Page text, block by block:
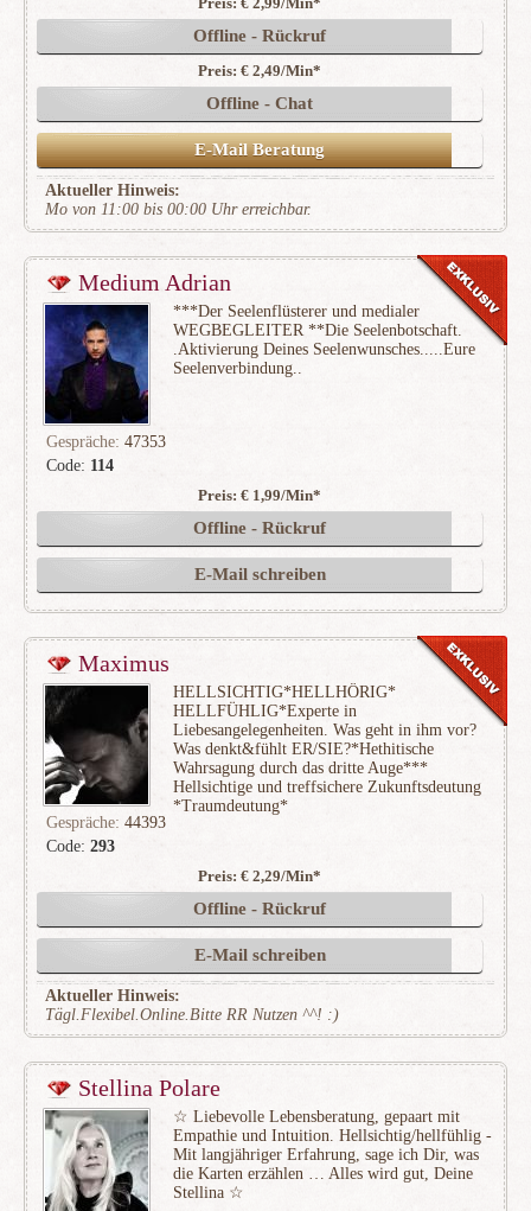
(15564)
Offline - Rückruf
Preis: € 2,49/Min*
Offline - Chat
E-Mail Beratung
Aktueller Hinweis:
Mo von 11:00 bis 00:00 Uhr erreichbar.
Medium Adrian
Code: 114
***Der Seelenflüsterer und medialer
WEGBEGLEITER **Die Seelenbotschaft.
.Aktivierung Deines Seelenwunsches.....Eure
Seelenverbindung..
Gespräche: 47353
(2446)
Preis: € 1,99/Min*
Offline - Rückruf
E-Mail schreiben
Maximus
Code: 293
HELLSICHTIG*HELLHÖRIG*
HELLFÜHLIG*Experte in
Liebesangelegenheiten. Was geht in ihm vor?
Was denkt&fühlt ER/SIE?*Hethitische
Wahrsagung durch das dritte Auge***
Hellsichtige und treffsichere Zukunftsdeutung
*Traumdeutung*
Gespräche: 44393
(8931)
Preis: € 2,29/Min*
Offline - Rückruf
E-Mail schreiben
Aktueller Hinweis:
Tägl.Flexibel.Online.Bitte RR Nutzen ^^! :)
Stellina Polare
☆ Liebevolle Lebensberatung, gepaart mit
Empathie und Intuition. Hellsichtig/hellfühlig -
Mit langjähriger Erfahrung, sage ich Dir, was
die Karten erzählen … Alles wird gut, Deine
Stellina ☆